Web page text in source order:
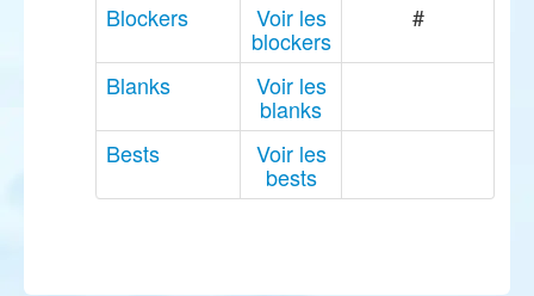
Blockers
Voir les
blockers
#
Blanks Voir les
blanks
Bests
Voir les
bests